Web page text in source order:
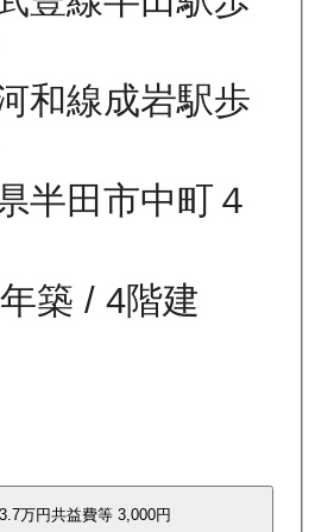
和線成岩駅歩
半田市中町４
築 / 4階建
万円共益費等 3,000円